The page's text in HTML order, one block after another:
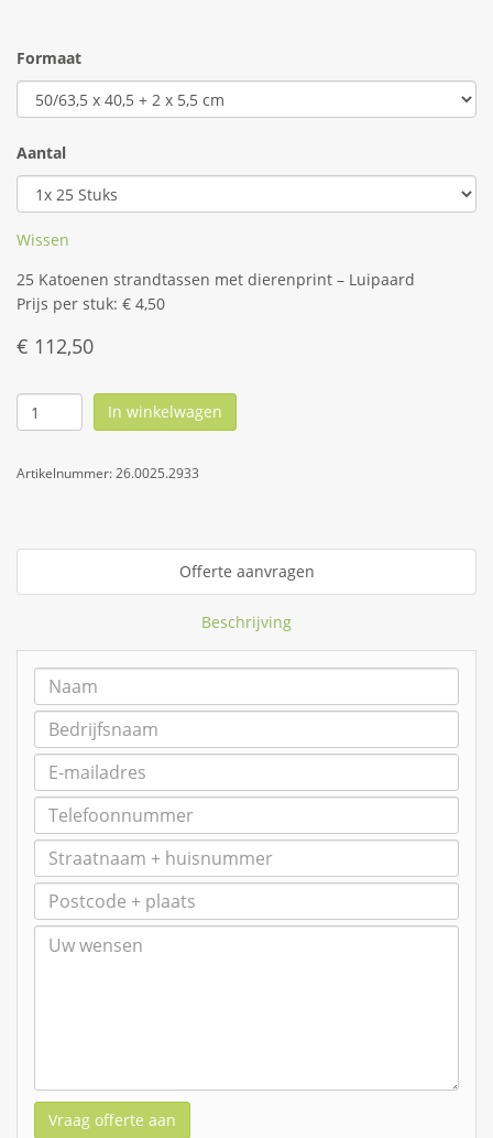
Formaat
Aantal
Wissen
25 Katoenen strandtassen met dierenprint – Luipaard
Prijs per stuk: € 4,50
€ 112,50
In winkelwagen
Artikelnummer:26.0025.2933
Offerte aanvragen
Beschrijving
Vraag offerte aan